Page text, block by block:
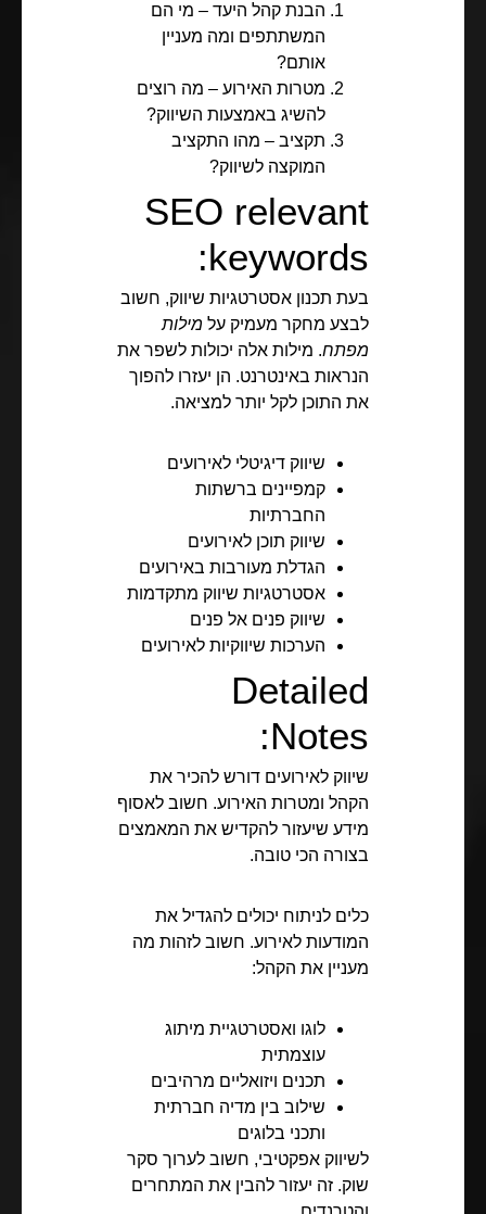
הבנת קהל היעד – מי הם
המשתתפים ומה מעניין
אותם?
מטרות האירוע – מה רוצים
להשיג באמצעות השיווק?
תקציב – מהו התקציב
המוקצה לשיווק?
SEO relevant
keywords:
בעת תכנון אסטרטגיות שיווק, חשוב
לבצע מחקר מעמיק על מילות
מפתח. מילות אלה יכולות לשפר את
הנראות באינטרנט. הן יעזרו להפוך
את התוכן לקל יותר למציאה.
שיווק דיגיטלי לאירועים
קמפיינים ברשתות
החברתיות
שיווק תוכן לאירועים
הגדלת מעורבות באירועים
אסטרטגיות שיווק מתקדמות
שיווק פנים אל פנים
הערכות שיווקיות לאירועים
Detailed
Notes:
שיווק לאירועים דורש להכיר את
הקהל ומטרות האירוע. חשוב לאסוף
מידע שיעזור להקדיש את המאמצים
בצורה הכי טובה.
כלים לניתוח יכולים להגדיל את
המודעות לאירוע. חשוב לזהות מה
מעניין את הקהל:
לוגו ואסטרטגיית מיתוג
עוצמתית
תכנים ויזואליים מרהיבים
שילוב בין מדיה חברתית
ותכני בלוגים
לשיווק אפקטיבי, חשוב לערוך סקר
שוק. זה יעזור להבין את המתחרים